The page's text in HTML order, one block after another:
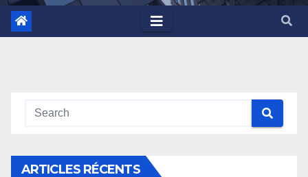
ARTICLES RÉCENTS